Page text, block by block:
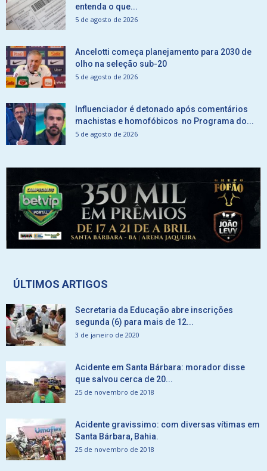
entenda o que...
5 de agosto de 2026
Ancelotti começa planejamento para 2030 de
olho na seleção sub-20
5 de agosto de 2026
Influenciador é detonado após comentários
machistas e homofóbicos no Programa do...
5 de agosto de 2026
ÚLTIMOS ARTIGOS
Secretaria da Educação abre inscrições
segunda (6) para mais de 12...
3 de janeiro de 2020
Acidente em Santa Bárbara: morador disse
que salvou cerca de 20...
25 de novembro de 2018
Acidente gravissimo: com diversas vítimas em
Santa Bárbara, Bahia.
25 de novembro de 2018